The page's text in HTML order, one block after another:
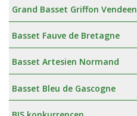
Grand Basset Griffon Vendeen
Basset Fauve de Bretagne
Basset Artesien Normand
Basset Bleu de Gascogne